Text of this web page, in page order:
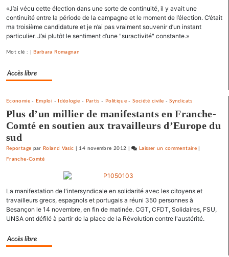
signe
un
appel
«J’ai vécu cette élection dans une sorte de continuité, il y avait une
continuité entre la période de la campagne et le moment de l’élection. C’était
ma troisième candidature et je n’ai pas vraiment souvenir d’un instant
particulier. J’ai plutôt le sentiment d’une "suractivité" constante.»
Mot clé : | Barbara Romagnan
Accès libre
Economie- Emploi - Idéologie - Partis - Politique -Société civile -Syndicats
Plus d’un millier de manifestants en Franche-
Comté en soutien aux travailleurs d’Europe du
sud
Reportage par Roland Vasic 14 novembre 2012 | Laisser un commentaire
un
pour
Franche-Comté
La manifestation de l'intersyndicale en solidarité avec les citoyens et
travailleurs grecs, espagnols et portugais a réuni 350 personnes à
Besançon le 14 novembre, en fin de matinée. CGT, CFDT, Solidaires, FSU,
UNSA ont défilé à partir de la place de la Révolution contre l'austérité.
Accès libre